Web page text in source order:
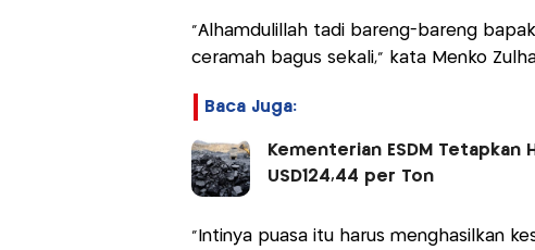
"Alhamdulillah tadi bareng-bareng
ceramah bagus sekali," kata Menko
Baca Juga:
Kementerian ESDM Tetapkan
USD124,44 per Ton
"Intinya puasa itu harus menghasilkan